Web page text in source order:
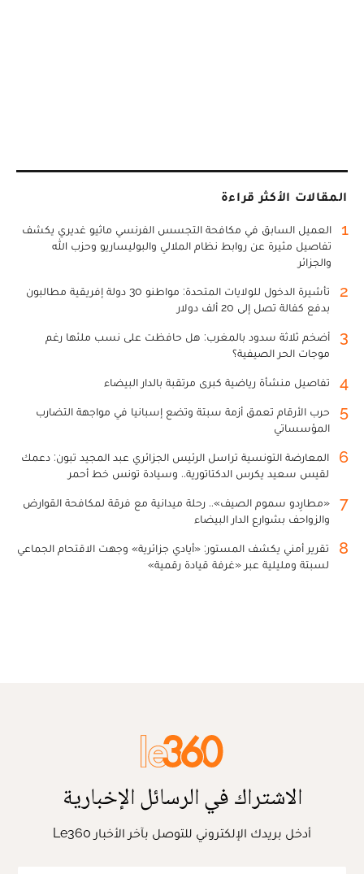
المقالات الأكثر قراءة
1
العميل السابق في مكافحة التجسس الفرنسي ماثيو غديري يكشف
تفاصيل مثيرة عن روابط نظام الملالي والبوليساريو وحزب الله
والجزائر
2
تأشيرة الدخول للولايات المتحدة: مواطنو 30 دولة إفريقية مطالبون
بدفع كفالة تصل إلى 20 ألف دولار
3
أضخم ثلاثة سدود بالمغرب: هل حافظت على نسب ملئها رغم
موجات الحر الصيفية؟
4 تفاصيل منشأة رياضية كبرى مرتقبة بالدار البيضاء
5
حرب الأرقام تعمق أزمة سبتة وتضع إسبانيا في مواجهة التضارب
المؤسساتي
6
المعارضة التونسية تراسل الرئيس الجزائري عبد المجيد تبون: دعمك
لقيس سعيد يكرس الدكتاتورية.. وسيادة تونس خط أحمر
7
«مطارِدو سموم الصيف».. رحلة ميدانية مع فرقة لمكافحة القوارض
والزواحف بشوارع الدار البيضاء
8
تقرير أمني يكشف المستور: «أيادي جزائرية» وجهت الاقتحام الجماعي
لسبتة ومليلية عبر «غرفة قيادة رقمية»
الاشتراك في الرسائل الإخبارية
أدخل بريدك الإلكتروني للتوصل بآخر الأخبار Le360